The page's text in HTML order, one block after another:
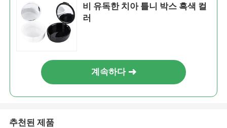
비 유독한 치아 틀니 박스 흑색 컬
러
계속하다
추천된 제품